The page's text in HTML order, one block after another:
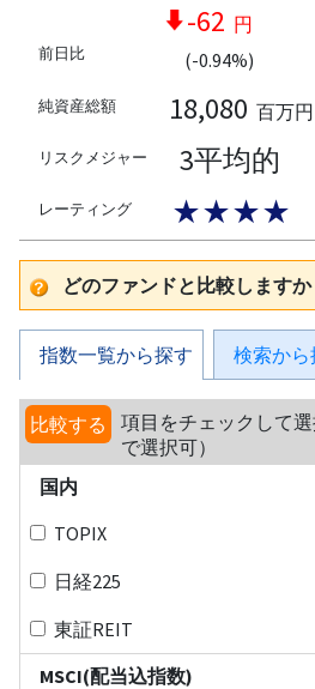
前日比
-62 円
(-0.94%)
純資産総額 18,080 百万円
リスクメジャー 3平均的
レーティング ★★★★
どのファンドと比較しますか
指数一覧から探す 検索から
比較する
項目をチェックして
で選択可）
国内
TOPIX
日経225
東証REIT
MSCI(配当込指数)